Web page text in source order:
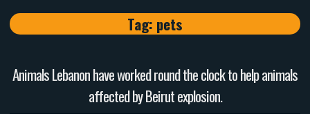
Tag: pets
Animals Lebanon have worked round the clock to help animals
affected by Beirut explosion.